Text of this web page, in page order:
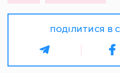
ПОДІЛИТИСЯ В